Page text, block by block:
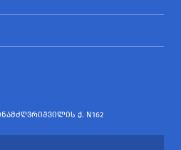
Ქ. N162